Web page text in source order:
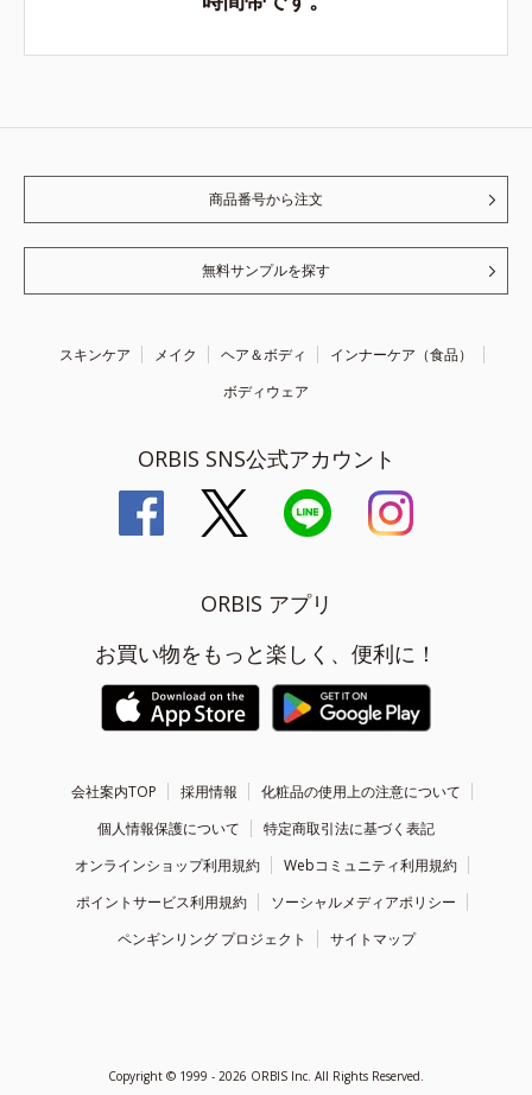
商品番号から注文
無料サンプルを探す
スキンケア メイク ヘア＆ボディ
インナーケア（食品）
ボディウェア
ORBIS SNS公式アカウント
ORBIS アプリ
お買い物をもっと楽しく、便利に！
会社案内TOP 採用情報
化粧品の使用上の注意について
個人情報保護について
特定商取引法に基づく表記
オンラインショップ利用規約
Webコミュニティ利用規約
ポイントサービス利用規約
ソーシャルメディアポリシー
ペンギンリング プロジェクト
サイトマップ
Copyright © 1999 - 2026 ORBIS Inc. All Rights Reserved.